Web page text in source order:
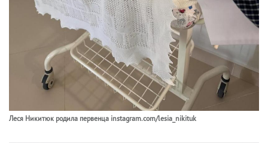
Леся Никитюк родила первенца instagram.com/lesia_nikituk